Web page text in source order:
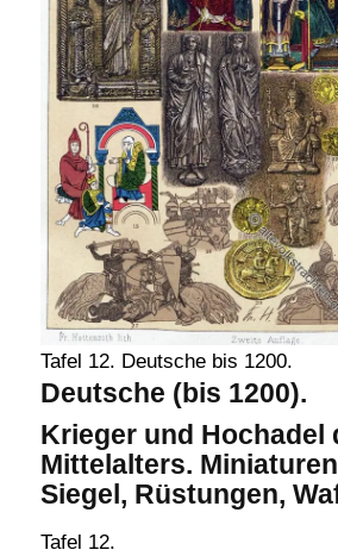
Tafel 12. Deutsche bis 1200.
Deutsche (bis 1200).
Krieger und Hochadel
Mittelalters.
Siegel, Rüstungen,
Tafel 12.